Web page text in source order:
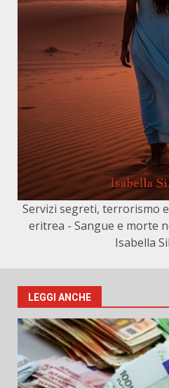
Servizi segreti, terrorismo
eritrea - Sangue e morte
Isabella
LEGGI ANCHE